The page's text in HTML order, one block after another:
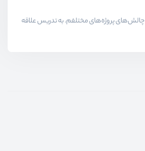
الان عاشق کدزنی و چالش‌های پروژه‌های مختلفم. به تدریس علاقه